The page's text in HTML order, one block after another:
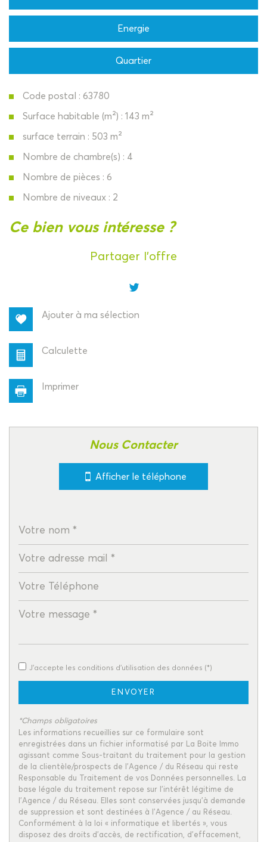
Energie
Quartier
Code postal : 63780
Surface habitable (m²) : 143 m²
surface terrain : 503 m²
Nombre de chambre(s) : 4
Nombre de pièces : 6
Nombre de niveaux : 2
la ville de saint-georges-de-mons
statistiques
Nombre d'habitants
Propriétaires (vs. locataires) 68,76 %
Taxe habitation
Taxe foncière
Habitants de moins de 25 ans 24,49 %
Habitants de 25 à 55 ans
Familles avec 1 ou 2 enfants
Maisons
Appartements
Familles avec 3 enfants 6,58 %
ce bien vous intéresse ?
Partager l'offre
Ajouter à ma sélection
Calculette
Imprimer
Nous Contacter
Afficher le téléphone
J'accepte les conditions d'utilisation des données (*)
ENVOYER
*Champs obligatoires
Les informations recueillies sur ce formulaire sont
enregistrées dans un fichier informatisé par La Boite Immo
agissant comme Sous-traitant du traitement pour la gestion
de la clientèle/prospects de l'Agence / du Réseau qui reste
Responsable du Traitement de vos Données personnelles. La
base légale du traitement repose sur l'intérêt légitime de
l'Agence / du Réseau. Elles sont conservées jusqu'à demande
de suppression et sont destinées à l'Agence / au Réseau.
Conformément à la loi « informatique et libertés », vous
disposez des droits d’accès, de rectification, d’effacement,